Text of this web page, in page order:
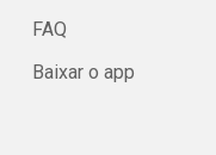
FAQ
Baixar o app